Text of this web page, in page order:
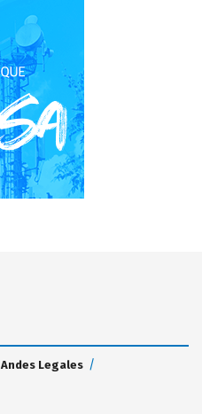
Andes Legales